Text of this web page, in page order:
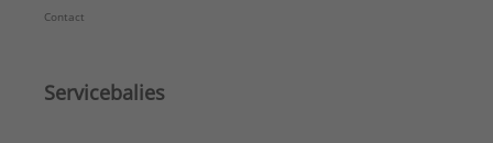
Contact
Servicebalies